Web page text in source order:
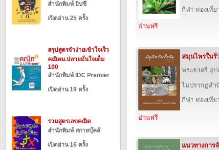
สำนักพิมพ์ ยิปซี
เปิดอ่าน 25 ครั้ง
สรุปสูตรจำง่ายเข้าใจเร็ว
คณิตม.ปลายมั่นใจเต็ม
100
สำนักพิมพ์ IDC Premier
เปิดอ่าน 19 ครั้ง
รวมสูตรเลขคณิต
สำนักพิมพ์ สกายบุ๊คส์
เปิดอ่าน 16 ครั้ง
กีฬา ท่องเที่
อ่านฟรี
สมุนไพรในรั่
พระธาตรี อุ
ไม่ปรากฏส
กีฬา ท่องเที่
อ่านฟรี
แนวทางการ